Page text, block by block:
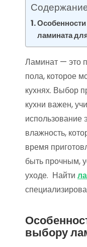
ламината
Ламинат — это
пола, которое
кухнях. Выбор
кухни важен,
использование
влажность,
время
быть прочным,
уходе. Найти
выбору